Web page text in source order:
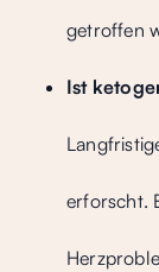
getroffen
Ist
erforscht.